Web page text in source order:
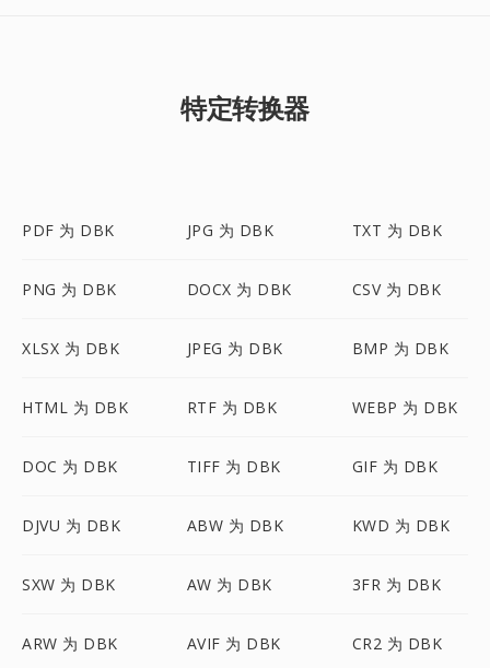
特定转换器
PDF 为 DBK JPG 为 DBK TXT 为 DBK
PNG 为 DBK DOCX 为 DBK CSV 为 DBK
XLSX 为 DBK JPEG 为 DBK BMP 为 DBK
HTML 为 DBK RTF 为 DBK WEBP 为 DBK
DOC 为 DBK TIFF 为 DBK GIF 为 DBK
DJVU 为 DBK ABW 为 DBK KWD 为 DBK
SXW 为 DBK AW 为 DBK 3FR 为 DBK
ARW 为 DBK AVIF 为 DBK CR2 为 DBK